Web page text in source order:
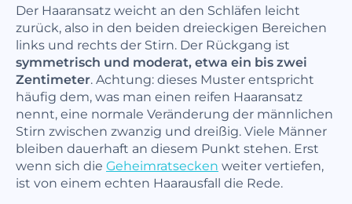
Der Haaransatz weicht an den Schläfen leicht
zurück, also in den beiden dreieckigen Bereichen
links und rechts der Stirn. Der Rückgang ist
symmetrisch und moderat, etwa ein bis zwei
Zentimeter. Achtung: dieses Muster entspricht
häufig dem, was man einen reifen Haaransatz
nennt, eine normale Veränderung der männlichen
Stirn zwischen zwanzig und dreißig. Viele Männer
bleiben dauerhaft an diesem Punkt stehen. Erst
wenn sich die Geheimratsecken weiter vertiefen,
ist von einem echten Haarausfall die Rede.